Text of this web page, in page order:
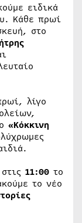
ειδικά
Κάθε πρωί
στο
λίγο
«Κόκκινη
11:00 το
το νέο